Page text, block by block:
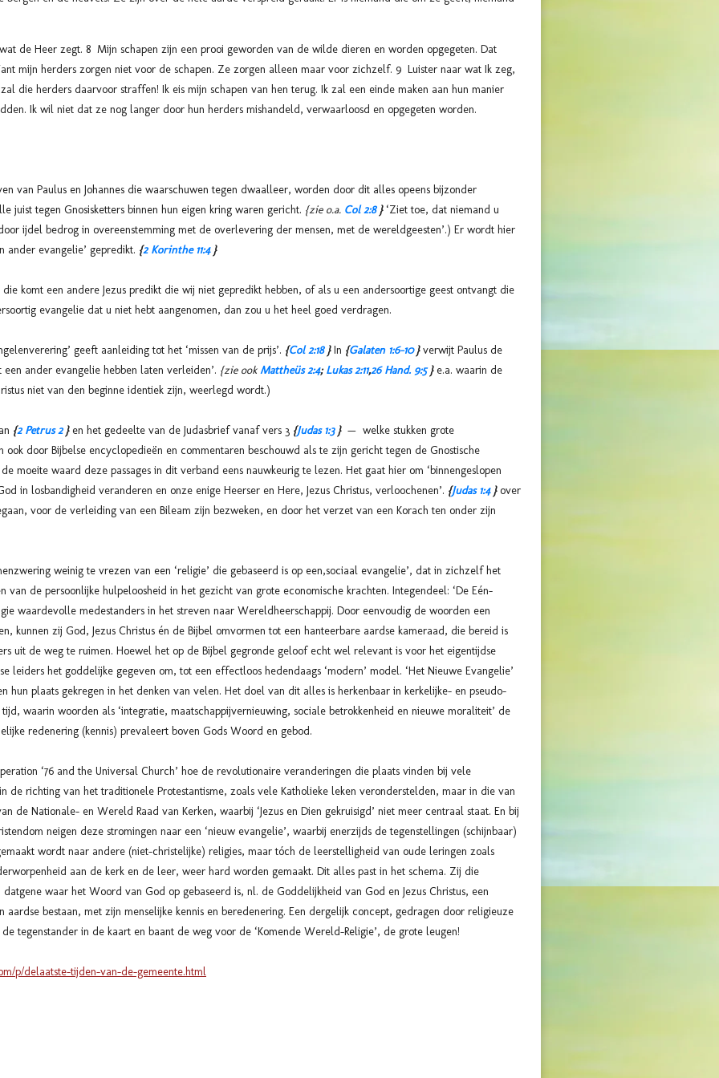
de Heer zegt. 8 Mijn schapen zijn een prooi geworden van de wilde dieren en worden opgegeten. Dat
mijn herders zorgen niet voor de schapen. Ze zorgen alleen maar voor zichzelf. 9 Luister naar wat Ik zeg,
die herders daarvoor straffen! Ik eis mijn schapen van hen terug. Ik zal een einde maken aan hun manier
Ik wil niet dat ze nog langer door hun herders mishandeld, verwaarloosd en opgegeten worden.
van Paulus en Johannes die waarschuwen tegen dwaalleer, worden door dit alles opeens bijzonder
juist tegen Gnosisketters binnen hun eigen kring waren gericht. {zie o.a. Col 2:8}‘Ziet toe, dat niemand u
ijdel bedrog in overeenstemming met de overlevering der mensen, met de wereldgeesten’.) Er wordt hier
ander evangelie’ gepredikt. {2 Korinthe 11:4}
komt een andere Jezus predikt die wij niet gepredikt hebben, of als u een andersoortige geest ontvangt die
evangelie dat u niet hebt aangenomen, dan zou u het heel goed verdragen.
geeft aanleiding tot het ‘missen van de prijs’. {Col 2:18}In {Galaten 1:6-10}verwijt Paulus de
ander evangelie hebben laten verleiden’. {zie ookMattheüs 2:4;Lukas 2:11,26 Hand. 9:5}e.a. waarin de
niet van den beginne identiek zijn, weerlegd wordt.)
{2 Petrus 2}en het gedeelte van de Judasbrief vanaf vers 3 {Judas 1:3}— welke stukken grote
door Bijbelse encyclopedieën en commentaren beschouwd als te zijn gericht tegen de Gnostische
moeite waard deze passages in dit verband eens nauwkeurig te lezen. Het gaat hier om ‘binnengeslopen
in losbandigheid veranderen en onze enige Heerser en Here, Jezus Christus, verloochenen’. {Judas 1:4}over
voor de verleiding van een Bileam zijn bezweken, en door het verzet van een Korach ten onder zijn
weinig te vrezen van een ‘religie’ die gebaseerd is op een,sociaal evangelie’, dat in zichzelf het
van de persoonlijke hulpeloosheid in het gezicht van grote economische krachten. Integendeel: ‘De Eén-
waardevolle medestanders in het streven naar Wereldheerschappij. Door eenvoudig de woorden een
kunnen zij God, Jezus Christus én de Bijbel omvormen tot een hanteerbare aardse kameraad, die bereid is
uit de weg te ruimen. Hoewel het op de Bijbel gegronde geloof echt wel relevant is voor het eigentijdse
leiders het goddelijke gegeven om, tot een effectloos hedendaags ‘modern’ model. ‘Het Nieuwe Evangelie’
hun plaats gekregen in het denken van velen. Het doel van dit alles is herkenbaar in kerkelijke- en pseudo-
waarin woorden als ‘integratie, maatschappijvernieuwing, sociale betrokkenheid en nieuwe moraliteit’ de
redenering (kennis) prevaleert boven Gods Woord en gebod.
‘76 and the Universal Church’ hoe de revolutionaire veranderingen die plaats vinden bij vele
de richting van het traditionele Protestantisme, zoals vele Katholieke leken veronderstelden, maar in die van
de Nationale- en Wereld Raad van Kerken, waarbij ‘Jezus en Dien gekruisigd’ niet meer centraal staat. En bij
neigen deze stromingen naar een ‘nieuw evangelie’, waarbij enerzijds de tegenstellingen (schijnbaar)
wordt naar andere (niet-christelijke) religies, maar tóch de leerstelligheid van oude leringen zoals
aan de kerk en de leer, weer hard worden gemaakt. Dit alles past in het schema. Zij die
waar het Woord van God op gebaseerd is, nl. de Goddelijkheid van God en Jezus Christus, een
bestaan, met zijn menselijke kennis en beredenering. Een dergelijk concept, gedragen door religieuze
tegenstander in de kaart en baant de weg voor de ‘Komende Wereld-Religie’, de grote leugen!
p/delaatste-tijden-van-de-gemeente.html